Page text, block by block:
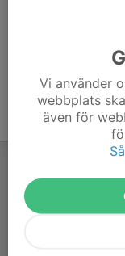
Vi använder
webbplats
även för